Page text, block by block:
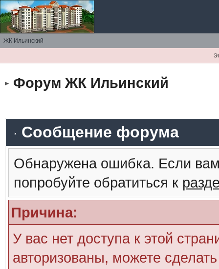
ЖК Ильинский
Форум ЖК Ильинский
Сообщение форума
Обнаружена ошибка. Если
попробуйте обратиться к
Причина:
У вас нет доступа к этой
авторизованы, можете